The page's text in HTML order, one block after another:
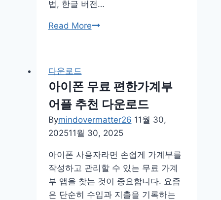
법, 한글 버전…
Read More캡
다
운
로
드
료
한
글
구
다운로드
아이폰 무료 편한가계부
어플 추천 다운로드
Bymindovermatter26 11월 30,
202511월 30, 2025
아이폰 사용자라면 손쉽게 가계부를
작성하고 관리할 수 있는 무료 가계
부 앱을 찾는 것이 중요합니다. 요즘
은 단순히 수입과 지출을 기록하는